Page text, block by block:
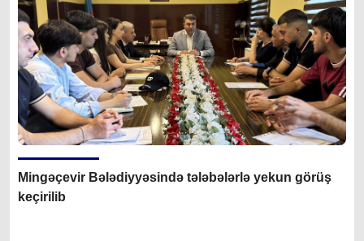
Mingəçevir Bələdiyyəsində tələbələrlə yekun görüş
keçirilib